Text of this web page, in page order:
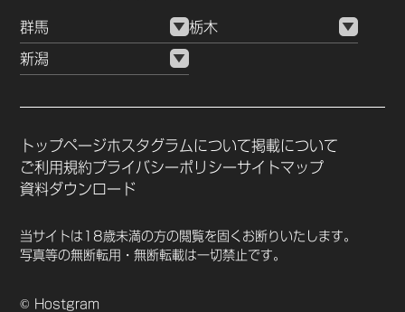
群馬 栃木
新潟
トップページホスタグラムについて掲載について
ご利用規約プライバシーポリシーサイトマップ
資料ダウンロード
当サイトは18歳未満の方の閲覧を固くお断りいたします。
写真等の無断転用・無断転載は一切禁止です。
© Hostgram